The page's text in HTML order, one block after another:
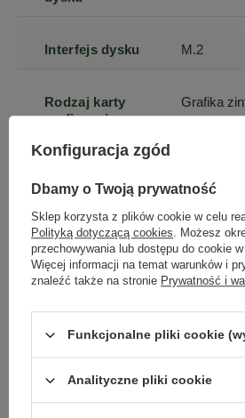
Interfejs dysku M.2
Rodzaj karty
graficznej
Grafika
operacyjny
Professional
Windows
Model karty
Intel HD
Konfiguracja zgód
Dbamy o Twoją prywatność
Sklep korzysta z plików cookie w celu
Polityką dotyczącą cookies. Możesz
przechowywania lub dostępu do cookie
Więcej informacji na temat warunków i
znaleźć także na stronie Prywatność i
Funkcjonalne pliki cookie
Analityczne pliki cookie